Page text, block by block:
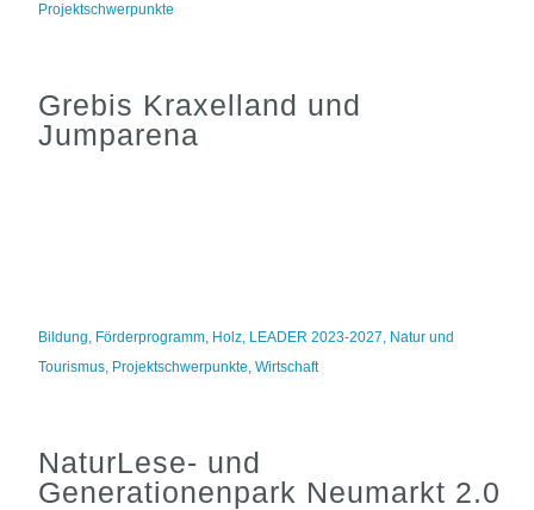
Projektschwerpunkte
Grebis Kraxelland und
Jumparena
Bildung, Förderprogramm, Holz, LEADER 2023-2027, Natur und
Tourismus, Projektschwerpunkte,Wirtschaft
NaturLese- und
Generationenpark Neumarkt 2.0